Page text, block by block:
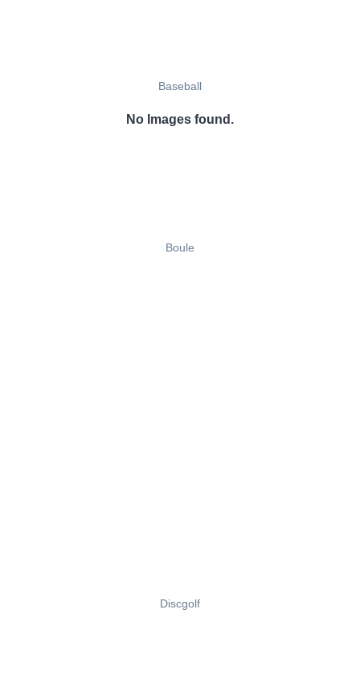
Baseball
No Images found.
Boule
Discgolf